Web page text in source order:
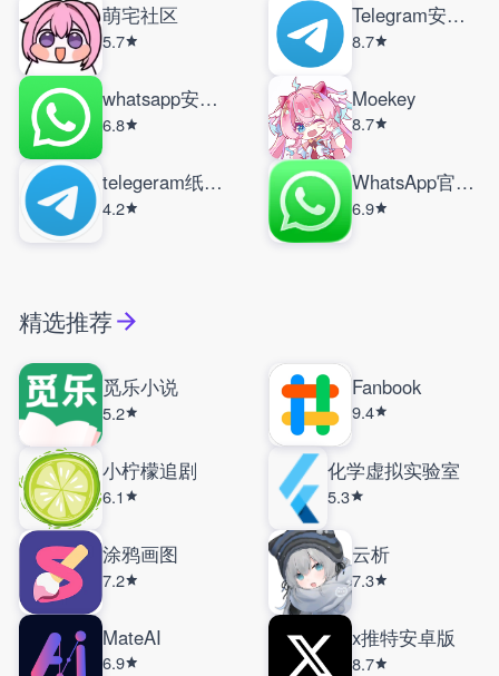
萌宅社区
5.7
Telegram安卓版
8.7
whatsapp安装包
6.8
Moekey
8.7
telegeram纸飞机
4.2
WhatsApp官方正版
6.9
精选推荐
觅乐小说
5.2
Fanbook
9.4
小柠檬追剧
6.1
化学虚拟实验室
5.3
涂鸦画图
7.2
云析
7.3
MateAI
6.9
x推特安卓版
8.7